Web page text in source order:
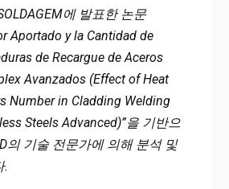
에 발표한 논문
Aportado y la Cantidad de
de Recargue de Aceros
Avanzados (Effect of Heat
Number in Cladding Welding
Steels Advanced)”을 기반으
의 기술 전문가에 의해 분석 및
.